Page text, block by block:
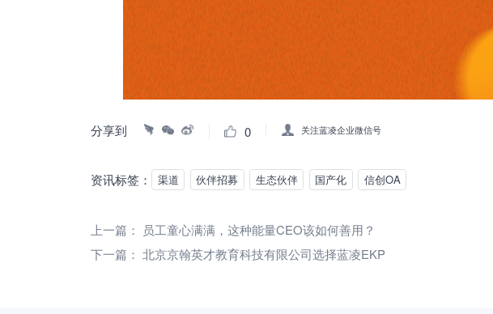
分享到 0 关注蓝凌企业微信号
资讯标签： 渠道 伙伴招募 生态伙伴 国产化 信创OA
上一篇：
员工童心满满，这种能量CEO该如何善用？
下一篇： 北京京翰英才教育科技有限公司选择蓝凌EKP